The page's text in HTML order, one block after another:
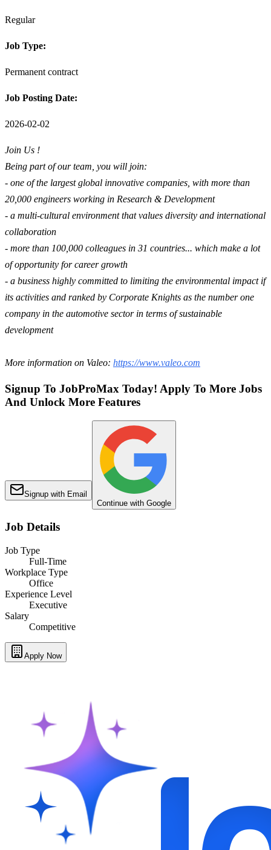
Regular
Job Type:
Permanent contract
Job Posting Date:
2026-02-02
Join Us !
Being part of our team, you will join:
- one of the largest global innovative companies, with more than
20,000 engineers working in Research & Development
- a multi-cultural environment that values diversity and international
collaboration
- more than 100,000 colleagues in 31 countries... which make a lot
of opportunity for career growth
- a business highly committed to limiting the environmental impact if
its activities and ranked by Corporate Knights as the number one
company in the automotive sector in terms of sustainable
development
More information on Valeo: https://www.valeo.com
Signup To JobProMax Today! Apply To More Jobs
And Unlock More Features
Signup with Email
Continue with Google
Job Details
Job Type
Full-Time
Workplace Type
Office
Experience Level
Executive
Salary
Competitive
Apply Now